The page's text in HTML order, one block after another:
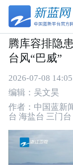
腾库容排隐
台风“巴威”
2026-07-08 14:05
编辑：吴文昊
作者：中国蓝新
台 海盐台 三门台